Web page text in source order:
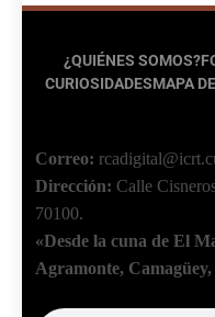
¿QUIÉNES SOMOS?
CURIOSIDADESMAPA
Correo:
Dirección: Calle
70100.
«Desde la cuna de El
Agramonte,